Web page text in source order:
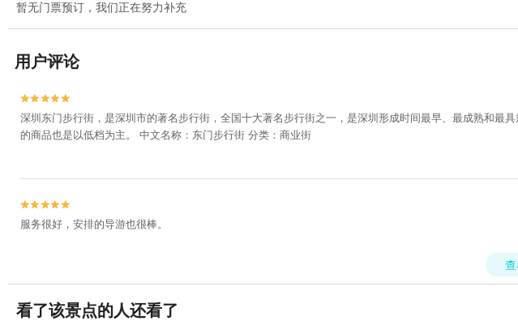
暂无门票预订，我们正在努力补充
用户评论


深圳东门步行街，是深圳市的著名步行街，全国十大著名步行街之一，是深圳形成时间最早、最成熟和
的商品也是以低档为主。 中文名称：东门步行街 分类：商业街


服务很好，安排的导游也很棒。
看了该景点的人还看了